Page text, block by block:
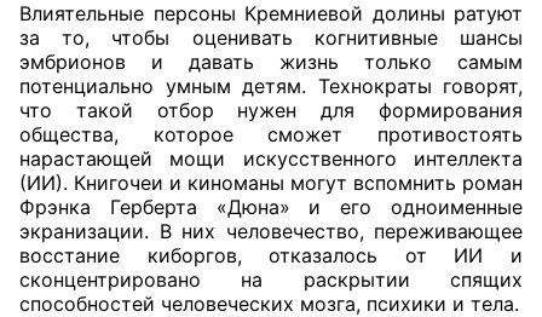
Влиятельные персоны Кремниевой долины ратуют
за то, чтобы оценивать когнитивные шансы
эмбрионов и давать жизнь только самым
потенциально умным детям. Технократы говорят,
что такой отбор нужен для формирования
общества, которое сможет противостоять
нарастающей мощи искусственного интеллекта
(ИИ). Книгочеи и киноманы могут вспомнить роман
Фрэнка Герберта «Дюна» и его одноименные
экранизации. В них человечество, переживающее
восстание киборгов, отказалось от ИИ и
сконцентрировано на раскрытии спящих
способностей человеческих мозга, психики и тела.